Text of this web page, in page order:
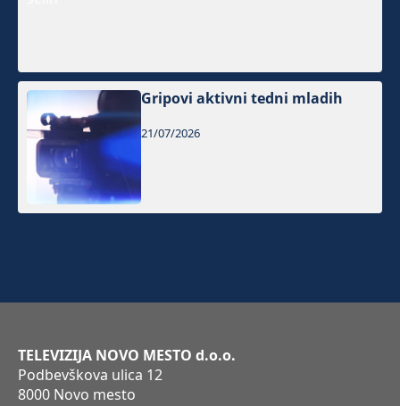
Gripovi aktivni tedni mladih
21/07/2026
TELEVIZIJA NOVO MESTO d.o.o.
Podbevškova ulica 12
8000 Novo mesto